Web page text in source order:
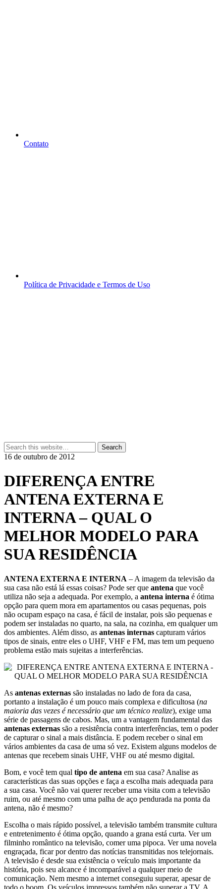
Contato
Política de Privacidade e Termos de Uso
16 de outubro de 2012
DIFERENÇA ENTRE
ANTENA EXTERNA E
INTERNA – QUAL O
MELHOR MODELO PARA
SUA RESIDÊNCIA
ANTENA EXTERNA E INTERNA – A imagem da televisão da
sua casa não está lá essas coisas? Pode ser que antena que você
utiliza não seja a adequada. Por exemplo, a antena interna é ótima
opção para quem mora em apartamentos ou casas pequenas, pois
não ocupam espaço na casa, é fácil de instalar, pois são pequenas e
podem ser instaladas no quarto, na sala, na cozinha, em qualquer um
dos ambientes. Além disso, as antenas internas capturam vários
tipos de sinais, entre eles o UHF, VHF e FM, mas tem um pequeno
problema estão mais sujeitas a interferências.
As antenas externas são instaladas no lado de fora da casa,
portanto a instalação é um pouco mais complexa e dificultosa (na
maioria das vezes é necessário que um técnico realize), exige uma
série de passagens de cabos. Mas, um a vantagem fundamental das
antenas externas são a resistência contra interferências, tem o poder
de capturar o sinal a mais distância. E podem receber o sinal em
vários ambientes da casa de uma só vez. Existem alguns modelos de
antenas que recebem sinais UHF, VHF ou até mesmo digital.
Bom, e você tem qual tipo de antena em sua casa? Analise as
características das suas opções e faça a escolha mais adequada para
a sua casa. Você não vai querer receber uma visita com a televisão
ruim, ou até mesmo com uma palha de aço pendurada na ponta da
antena, não é mesmo?
Escolha o mais rápido possível, a televisão também transmite cultura
e entretenimento é ótima opção, quando a grana está curta. Ver um
filminho romântico na televisão, comer uma pipoca. Ver uma novela
engraçada, ficar por dentro das notícias transmitidas nos telejornais.
A televisão é desde sua existência o veículo mais importante da
história, pois seu alcance é incomparável a qualquer meio de
comunicação. Nem mesmo a internet conseguiu superar, apesar de
todo o boom. Os veículos impressos também não superar a TV. A